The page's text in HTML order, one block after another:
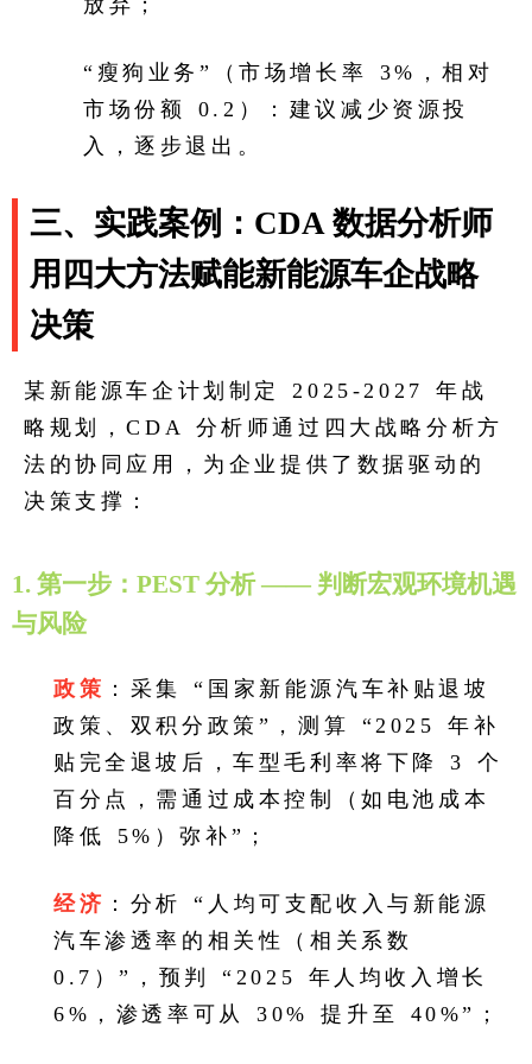
“瘦狗业务”（市场增长率 3%，相对
市场份额 0.2）：建议减少资源投
入，逐步退出。
三、实践案例：CDA 数据分析师
用四大方法赋能新能源车企战略
决策
某新能源车企计划制定 2025-2027 年战
略规划，CDA 分析师通过四大战略分析方
法的协同应用，为企业提供了数据驱动的
决策支撑：
1. 第一步：PEST 分析 —— 判断宏观环境机遇
与风险
政策 ：采集 “国家新能源汽车补贴退坡
政策、双积分政策”，测算 “2025 年补
贴完全退坡后，车型毛利率将下降 3 个
百分点，需通过成本控制（如电池成本
降低 5%）弥补”；
经济 ：分析 “人均可支配收入与新能源
汽车渗透率的相关性（相关系数
0.7）”，预判 “2025 年人均收入增长
6%，渗透率可从 30% 提升至 40%”；